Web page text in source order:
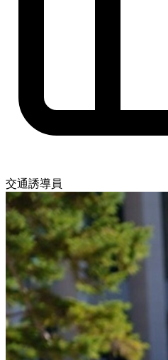
交通誘導員